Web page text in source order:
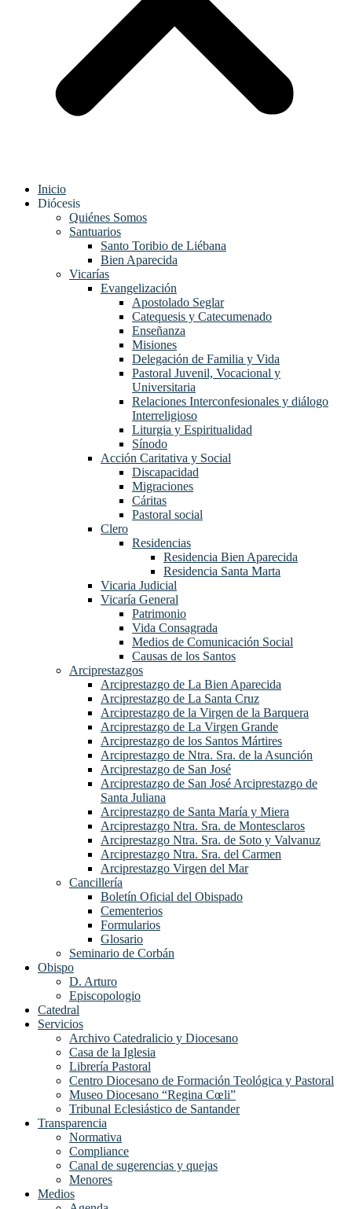
Inicio
Diócesis
Quiénes Somos
Santuarios
Santo Toribio de Liébana
Bien Aparecida
Vicarías
Evangelización
Apostolado Seglar
Catequesis y Catecumenado
Enseñanza
Misiones
Delegación de Familia y Vida
Pastoral Juvenil, Vocacional y
Universitaria
Relaciones Interconfesionales y diálogo
Interreligioso
Liturgia y Espiritualidad
Sínodo
Acción Caritativa y Social
Discapacidad
Migraciones
Cáritas
Pastoral social
Clero
Residencias
Residencia Bien Aparecida
Residencia Santa Marta
Vicaria Judicial
Vicaría General
Patrimonio
Vida Consagrada
Medios de Comunicación Social
Causas de los Santos
Arciprestazgos
Arciprestazgo de La Bien Aparecida
Arciprestazgo de La Santa Cruz
Arciprestazgo de la Virgen de la Barquera
Arciprestazgo de La Virgen Grande
Arciprestazgo de los Santos Mártires
Arciprestazgo de Ntra. Sra. de la Asunción
Arciprestazgo de San José
Arciprestazgo de San José Arciprestazgo de
Santa Juliana
Arciprestazgo de Santa María y Miera
Arciprestazgo Ntra. Sra. de Montesclaros
Arciprestazgo Ntra. Sra. de Soto y Valvanuz
Arciprestazgo Ntra. Sra. del Carmen
Arciprestazgo Virgen del Mar
Cancillería
Boletín Oficial del Obispado
Cementerios
Formularios
Glosario
Seminario de Corbán
Obispo
D. Arturo
Episcopologio
Catedral
Servicios
Archivo Catedralicio y Diocesano
Casa de la Iglesia
Librería Pastoral
Centro Diocesano de Formación Teológica y Pastoral
Museo Diocesano “Regina Cœli”
Tribunal Eclesiástico de Santander
Transparencia
Normativa
Compliance
Canal de sugerencias y quejas
Menores
Medios